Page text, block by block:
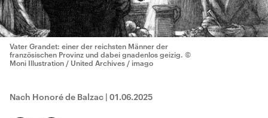
Vater Grandet: einer der reichsten Männer der
französischen Provinz und dabei gnadenlos geizig. ©
Moni Illustration / United Archives / imago
Nach Honoré de Balzac | 01.06.2025